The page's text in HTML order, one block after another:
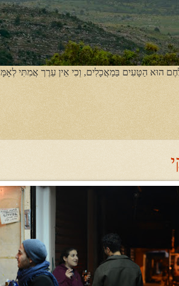
הוּא הַטָּעִים בַּמַאֲכָלִים, וְכִי אֵין עֵרֶך אֲמִתִּי